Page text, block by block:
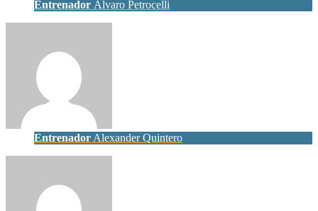
Entrenador Álvaro Petrocelli
Entrenador Alexander Quintero